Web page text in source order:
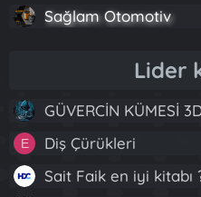
Sağlam Otomotiv
Lider
GÜVERCİN KÜMESİ
E Diş Çürükleri
Sait Faik en iyi kitabı